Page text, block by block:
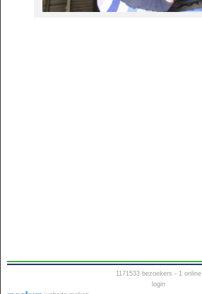
1171533bezoekers - 1 online
login